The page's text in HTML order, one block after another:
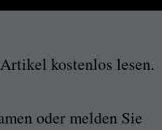
kostenlos lesen.
oder melden Sie